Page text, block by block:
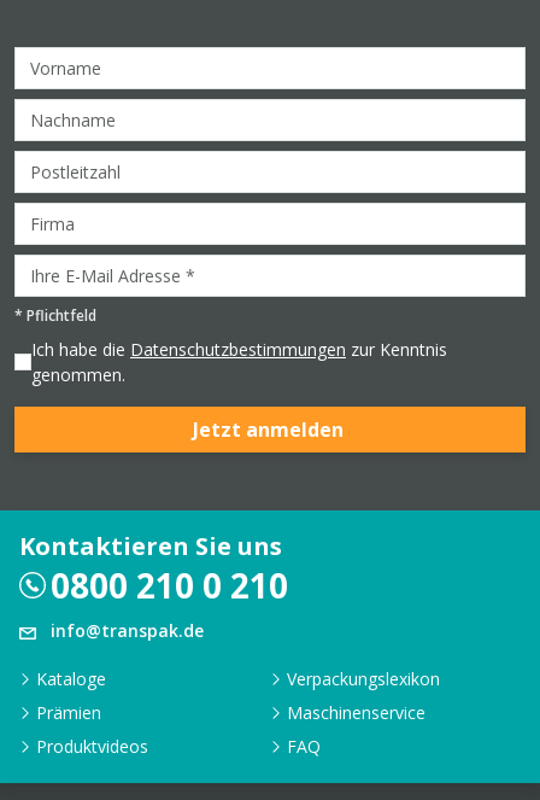
* Pflichtfeld
Ich habe die Datenschutzbestimmungen zur Kenntnis
genommen.
Jetzt anmelden
Kontaktieren Sie uns
0800 210 0 210
info@transpak.de
Kataloge
Verpackungslexikon
Prämien
Maschinenservice
Produktvideos
FAQ